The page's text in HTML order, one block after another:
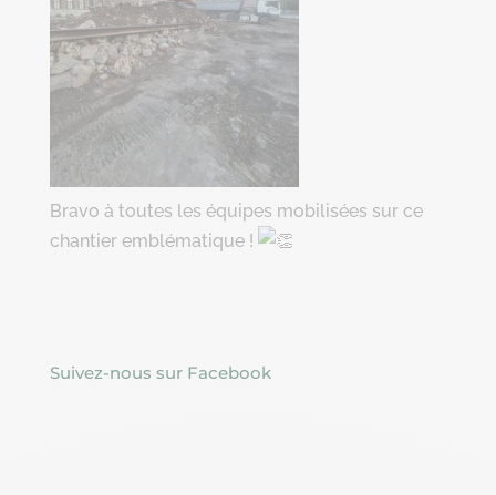
Bravo à toutes les équipes mobilisées sur ce
chantier emblématique !
Suivez-nous sur Facebook